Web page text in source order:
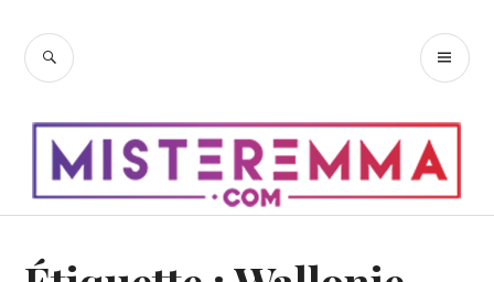
contenu
RECHERCHE